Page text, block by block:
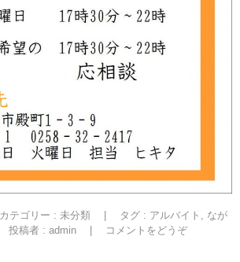
カテゴリー : 未分類 タグ : アルバイト , なが
投稿者 : admin コメントをどうぞ